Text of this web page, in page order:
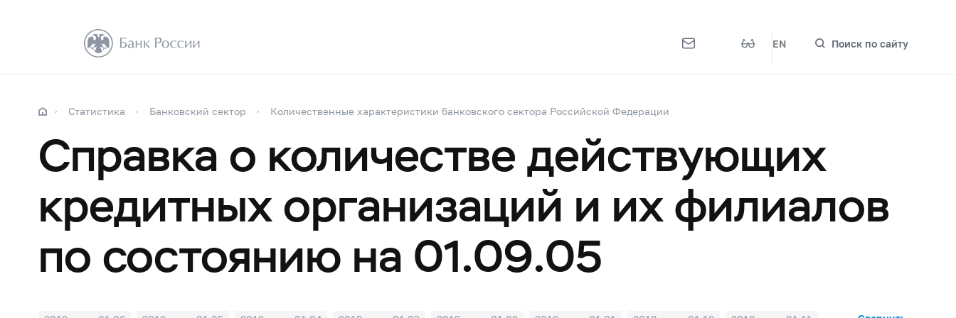
EN Поиск по сайту
Статистика Банковский сектор Количественные характеристики банковского сектора Российской Федерации
Справка о количестве действующих
кредитных организаций и их филиалов
по состоянию на 01.09.05